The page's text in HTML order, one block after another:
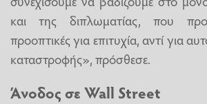
και της διπλωματίας, που
προοπτικές για επιτυχία, αντί για
καταστροφής», πρόσθεσε.
Άνοδος σε Wall Street